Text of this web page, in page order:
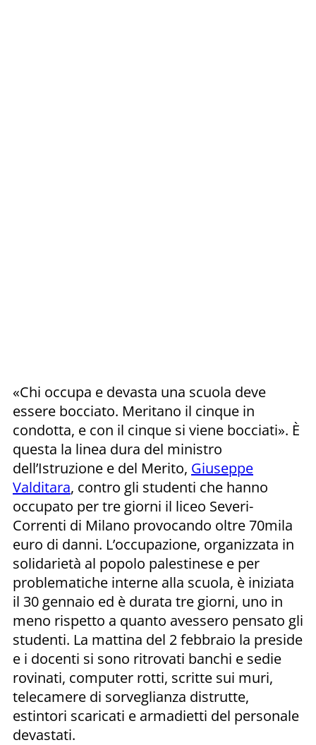
«Chi occupa e devasta una scuola deve
essere bocciato. Meritano il cinque in
condotta, e con il cinque si viene bocciati». È
questa la linea dura del ministro
dell’Istruzione e del Merito, Giuseppe
Valditara, contro gli studenti che hanno
occupato per tre giorni il liceo Severi-
Correnti di Milano provocando oltre 70mila
euro di danni. L’occupazione, organizzata in
solidarietà al popolo palestinese e per
problematiche interne alla scuola, è iniziata
il 30 gennaio ed è durata tre giorni, uno in
meno rispetto a quanto avessero pensato gli
studenti. La mattina del 2 febbraio la preside
e i docenti si sono ritrovati banchi e sedie
rovinati, computer rotti, scritte sui muri,
telecamere di sorveglianza distrutte,
estintori scaricati e armadietti del personale
devastati.